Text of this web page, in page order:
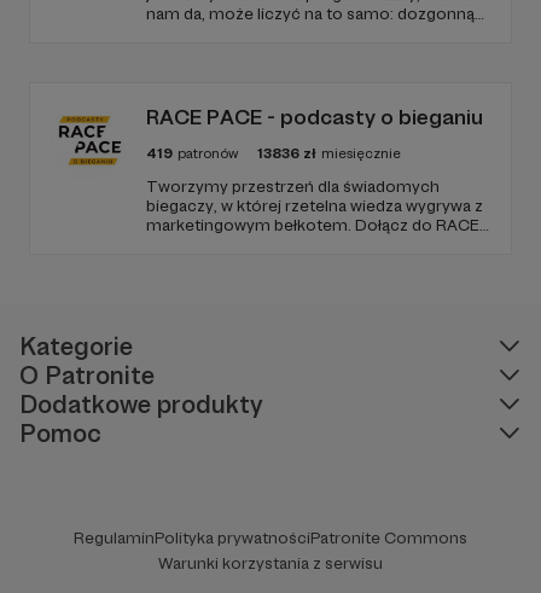
nam da, może liczyć na to samo: dozgonną
RACE PACE - podcasty o bieganiu
419 patronów 13836 zł miesięcznie
Tworzymy przestrzeń dla świadomych
biegaczy, w której rzetelna wiedza wygrywa z
marketingowym bełkotem. Dołącz do RACE
Kategorie
O Patronite
Dodatkowe produkty
Pomoc
RegulaminPolityka prywatnościPatronite Commons
Warunki korzystania z serwisu